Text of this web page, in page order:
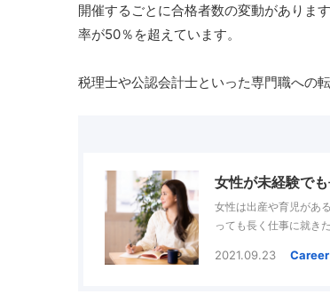
開催するごとに合格者数の変動がありま
率が50％を超えています。
税理士や公認会計士といった専門職への
女性が未経験で
女性は出産や育児があ
っても長く仕事に就き
2021.09.23 Career